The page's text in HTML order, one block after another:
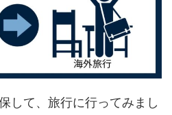
して、旅行に行ってみまし